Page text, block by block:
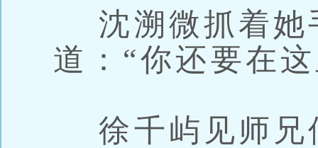
沈溯微抓着她
道：“你还要在
徐千屿见师兄